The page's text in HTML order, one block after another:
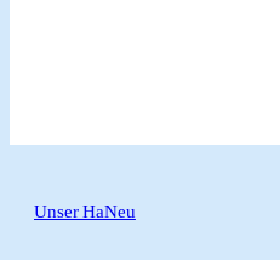
Unser HaNeu